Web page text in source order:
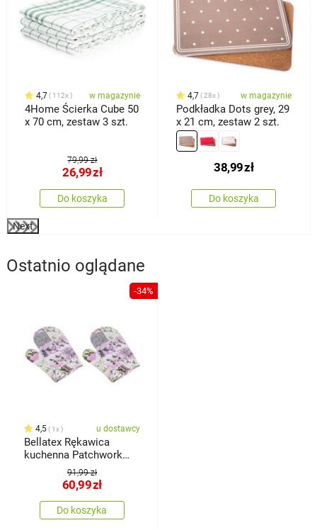
4,7 112x w magazynie
4Home Ścierka Cube 50
x 70 cm, zestaw 3 szt.
79,99 zł
26,99zł
Do koszyka
4,7 28x w magazynie
Podkładka Dots grey, 29
x 21 cm, zestaw 2 szt.
38,99zł
Do koszyka
Next
Ostatnio oglądane
-34%
4,5 1x u dostawcy
Bellatex Rękawica
kuchenna Patchwork
szary, 28 x 18 cm, 2 szt.
91,99 zł
60,99zł
Do koszyka